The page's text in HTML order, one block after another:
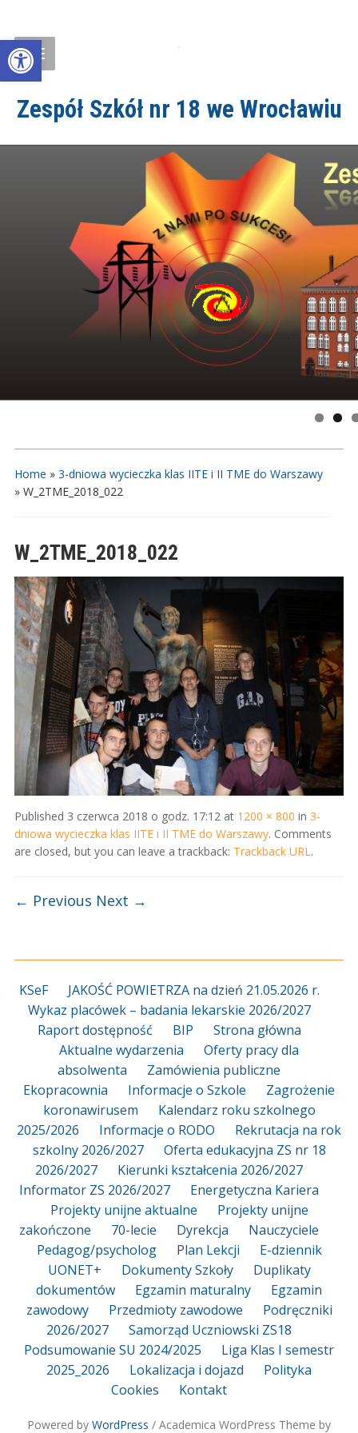
Open toolbar
Zespół Szkół nr 18 we Wrocławiu
Home » 3-dniowa wycieczka klas IITE i II TME do Warszawy
» W_2TME_2018_022
W_2TME_2018_022
Published 3 czerwca 2018 o godz. 17:12at 1200 × 800 in 3-
dniowa wycieczka klas IITE i II TME do Warszawy. Comments
are closed, but you can leave a trackback: Trackback URL.
← Previous Next →
KSeF
JAKOŚĆ POWIETRZA na dzień 21.05.2026 r.
Wykaz placówek – badania lekarskie 2026/2027
Raport dostępność
BIP
Strona główna
Aktualne wydarzenia
Oferty pracy dla
absolwenta
Zamówienia publiczne
Ekopracownia
Informacje o Szkole
Zagrożenie
koronawirusem
Kalendarz roku szkolnego
2025/2026
Informacje o RODO
Rekrutacja na rok
szkolny 2026/2027
Oferta edukacyjna ZS nr 18
2026/2027
Kierunki kształcenia 2026/2027
Informator ZS 2026/2027
Energetyczna Kariera
Projekty unijne aktualne
Projekty unijne
zakończone
70-lecie Dyrekcja
Nauczyciele
Pedagog/psycholog
Plan Lekcji
E-dziennik
UONET+
Dokumenty Szkoły
Duplikaty
dokumentów
Egzamin maturalny
Egzamin
zawodowy
Przedmioty zawodowe
Podręczniki
2026/2027
Samorząd Uczniowski ZS18
Podsumowanie SU 2024/2025
Liga Klas I semestr
2025_2026
Lokalizacja i dojazd
Polityka
Cookies
Kontakt
Powered by WordPress / Academica WordPress Theme by